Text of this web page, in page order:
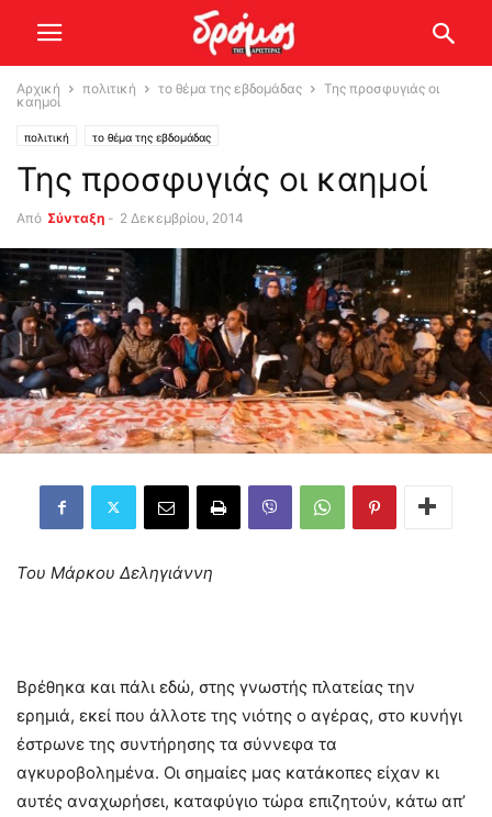
Αρχική πολιτική το θέμα της εβδομάδας
Της προσφυγιάς οι
καημοί
πολιτική το θέμα της εβδομάδας
Της προσφυγιάς οι καημοί
Από Σύνταξη - 2 Δεκεμβρίου, 2014
Του Μάρκου Δεληγιάννη
Βρέθηκα και πάλι εδώ, στης γνωστής πλατείας την
ερημιά, εκεί που άλλοτε της νιότης ο αγέρας, στο κυνήγι
έστρωνε της συντήρησης τα σύννεφα τα
αγκυροβολημένα. Οι σημαίες μας κατάκοπες είχαν κι
αυτές αναχωρήσει, καταφύγιο τώρα επιζητούν, κάτω απ’